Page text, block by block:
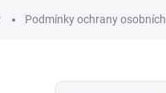
Podmínky ochrany